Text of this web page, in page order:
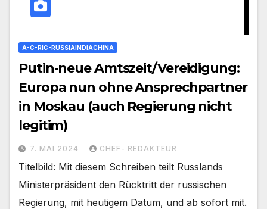
A-C-RIC-RUSSIAINDIACHINA
Putin-neue Amtszeit/Vereidigung:
Europa nun ohne Ansprechpartner
in Moskau (auch Regierung nicht
legitim)
7. MAI 2024 CHEF- REDAKTEUR
Titelbild: Mit diesem Schreiben teilt Russlands
Ministerpräsident den Rücktritt der russischen
Regierung, mit heutigem Datum, und ab sofort mit.